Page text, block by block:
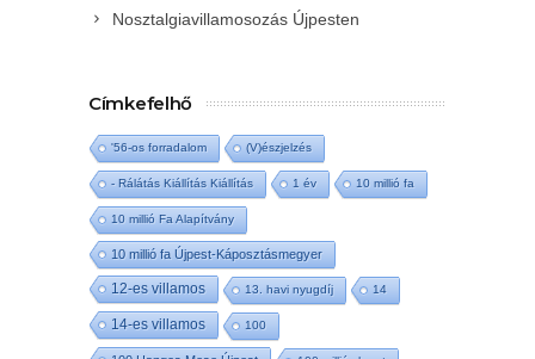
Nosztalgiavillamosozás Újpesten
Címkefelhő
'56-os forradalom (V)észjelzés
- Rálátás Kiállítás Kiállítás 1 év 10 millió fa
10 millió Fa Alapítvány
10 millió fa Újpest-Káposztásmegyer
12-es villamos 13. havi nyugdíj 14
14-es villamos 100